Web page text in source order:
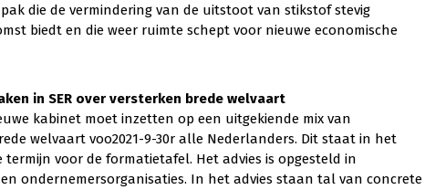
die de vermindering van de uitstoot van stikstof stevig
biedt en die weer ruimte schept voor nieuwe economische
in SER over versterken brede welvaart
kabinet moet inzetten op een uitgekiende mix van
welvaart voo2021-9-30r alle Nederlanders. Dit staat in het
voor de formatietafel. Het advies is opgesteld in
ondernemersorganisaties. In het advies staan tal van concrete